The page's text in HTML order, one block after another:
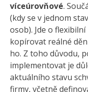
víceúrovňové.
(kdy se v jednom
osob). Jde o
kopírovat reálné
ho. Z toho důvodu,
implementovat je
aktuálního stavu
firmy, včetně